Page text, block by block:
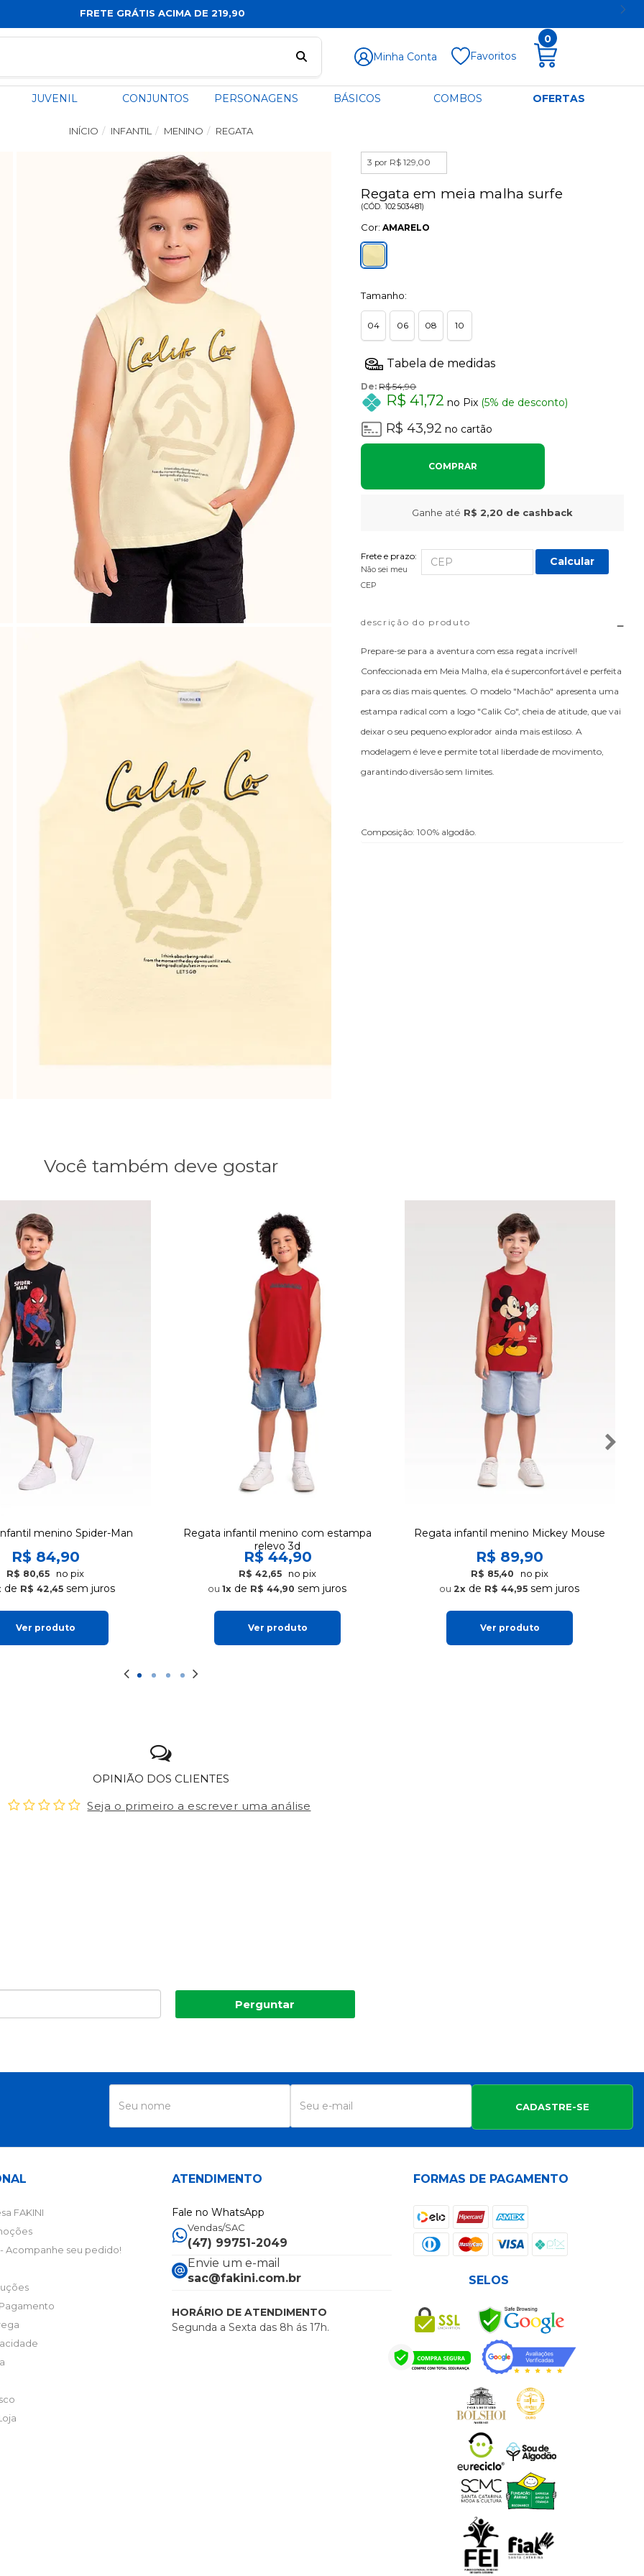
FRETE GRÁTIS ACIMA DE 219,90
Minha Conta Favoritos
0
JUVENIL CONJUNTOS PERSONAGENS BÁSICOS COMBOS OFERTAS
INÍCIO INFANTIL MENINO REGATA
3 por R$ 129,00
Regata em meia malha surfe
(CÓD. 102503481)
Cor:AMARELO
Tamanho:
04 06 08 10
De:R$ 54,90
R$ 41,72 no Pix (5% de desconto)
R$ 43,92 no cartão
COMPRAR
Ganhe até R$ 2,20 de cashback
Frete e prazo:
Não sei meu
CEP
Calcular
descrição do produto
Prepare-se para a aventura com essa regata incrível!
Confeccionada em Meia Malha, ela é superconfortável e perfeita
para os dias mais quentes. O modelo "Machão" apresenta uma
estampa radical com a logo "Calik Co", cheia de atitude, que vai
deixar o seu pequeno explorador ainda mais estiloso. A
modelagem é leve e permite total liberdade de movimento,
garantindo diversão sem limites.
Composição: 100% algodão.
Você também deve gostar
menino Spider-Man
R$ 84,90
R$ 80,65 no pix
de R$ 42,45 sem juros
Ver produto
Regata infantil menino com estampa
relevo 3d
R$ 44,90
R$ 42,65 no pix
1x de R$ 44,90 sem juros
Ver produto
Regata infantil menino Mickey Mouse
R$ 89,90
R$ 85,40 no pix
2x de R$ 44,95 sem juros
Ver produto
OPINIÃO DOS CLIENTES
Seja o primeiro a escrever uma análise
Perguntar
CADASTRE-SE
FAKINI
Acompanhe seu pedido!
ATENDIMENTO
Fale no WhatsApp
Vendas/SAC
(47) 99751-2049
Envie um e-mail
sac@fakini.com.br
HORÁRIO DE ATENDIMENTO
Segunda a Sexta das 8h ás 17h.
FORMAS DE PAGAMENTO
SELOS